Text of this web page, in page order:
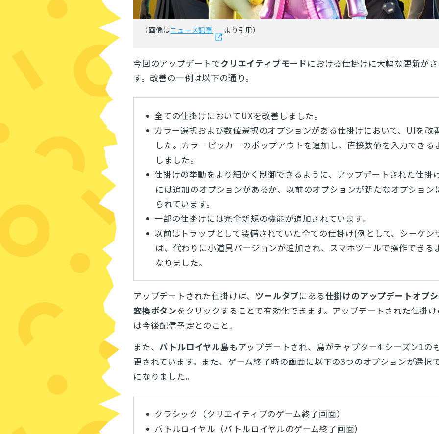
（画像はニュース記事 より引用）
今回のアップデートでクリエイティブモード における仕掛けに大幅な更新が
す。改善の一例は以下の通り。
全ての仕掛けにおいてUXを改善しました。
カラー選択および数値選択のオプションがある仕掛けにおいて、UIを改
した。カラーピッカーのポップアウトを追加し、直接数値を入力できる
しました。
仕掛けの挙動をより細かく制御できるように、アップデートされた仕掛
には追加のオプションがあるか、以前のオプションが新たなオプション
られています。
一部の仕掛けには完全新規の機能が追加されています。
以前はトラップとして装備されていた全ての仕掛け(例として、シーケン
は、代わりに小道具バージョンが追加され、スマホツールで操作できる
なりました。
アップデートされた仕掛けは、 ツールタブにある仕掛けのアップデートオプ
変換ボタンをクリックすることで有効化できます。アップデートされた仕掛
は今後配信予定とのこと。
また、バトルロイヤル島もアップデートされ、島がチャプター4 シーズン1の
更されています。また、ゲーム終了時の画面に以下の3つのオプションが選択
になりました。
クラシック（クリエイティブのゲーム終了画面）
バトルロイヤル（バトルロイヤルのゲーム終了画面）